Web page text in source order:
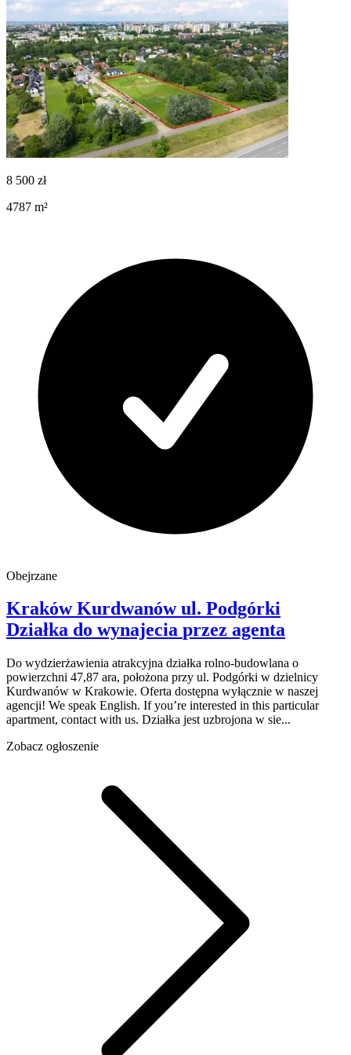
8 500 zł
4787 m²
Obejrzane
Kraków Kurdwanów ul. Podgórki
Działka do wynajecia przez agenta
Do wydzierżawienia atrakcyjna działka rolno-budowlana o
powierzchni 47,87 ara, położona przy ul. Podgórki w dzielnicy
Kurdwanów w Krakowie. Oferta dostępna wyłącznie w naszej
agencji! We speak English. If you’re interested in this particular
apartment, contact with us. Działka jest uzbrojona w sie...
Zobacz ogłoszenie